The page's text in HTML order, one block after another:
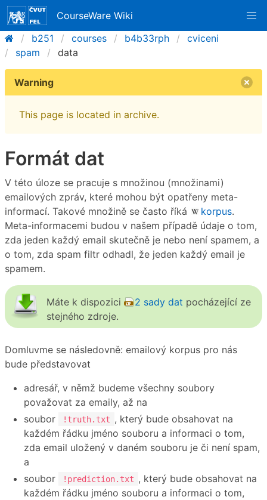
CourseWare Wiki
b251
courses b4b33rph
cviceni
spam
data
Warning
This page is located in archive.
Formát dat
V této úloze se pracuje s množinou (množinami)
emailových zpráv, které mohou být opatřeny meta-
informací. Takové množině se často říká
korpus.
Meta-informacemi budou v našem případě údaje o tom,
zda jeden každý email skutečně je nebo není spamem, a
o tom, zda spam filtr odhadl, že jeden každý email je
spamem.
Máte k dispozici 2 sady dat pocházející ze
stejného zdroje.
Domluvme se následovně: emailový korpus pro nás
bude představovat
adresář, v němž budeme všechny soubory
považovat za emaily, až na
soubor
!truth.txt , který bude obsahovat na
každém řádku jméno souboru a informaci o tom,
zda email uložený v daném souboru je či není spam,
a
soubor
!prediction.txt , který bude obsahovat na
každém řádku jméno souboru a informaci o tom,